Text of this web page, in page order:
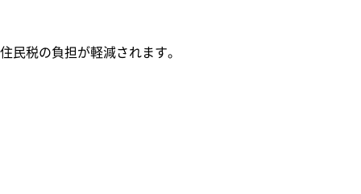
民税の負担が軽減されます。